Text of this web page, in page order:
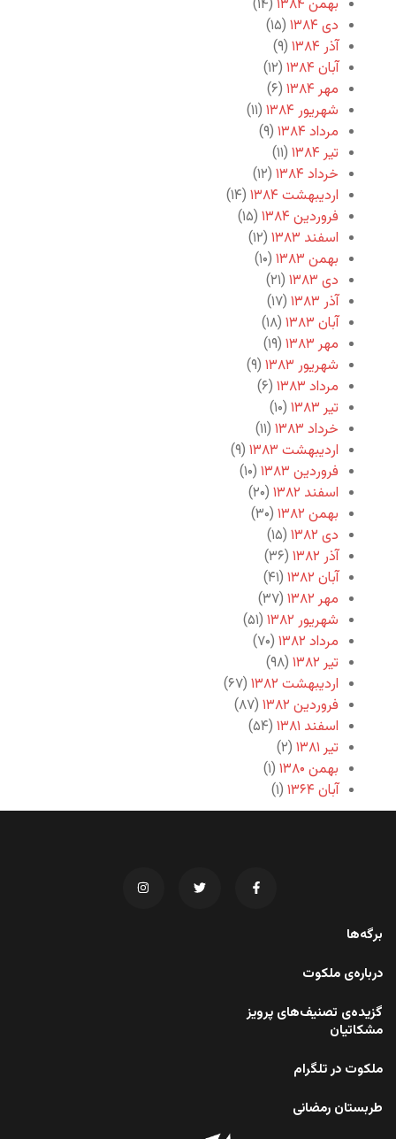
بهمن ۱۳۸۴
(۱۴)
دی ۱۳۸۴
(۱۵)
آذر ۱۳۸۴
(۹)
آبان ۱۳۸۴
(۱۲)
مهر ۱۳۸۴
(۶)
شهریور ۱۳۸۴
(۱۱)
مرداد ۱۳۸۴
(۹)
تیر ۱۳۸۴
(۱۱)
خرداد ۱۳۸۴
(۱۲)
اردیبهشت ۱۳۸۴
(۱۴)
فروردین ۱۳۸۴
(۱۵)
اسفند ۱۳۸۳
(۱۲)
بهمن ۱۳۸۳
(۱۰)
دی ۱۳۸۳
(۲۱)
آذر ۱۳۸۳
(۱۷)
آبان ۱۳۸۳
(۱۸)
مهر ۱۳۸۳
(۱۹)
شهریور ۱۳۸۳
(۹)
مرداد ۱۳۸۳
(۶)
تیر ۱۳۸۳
(۱۰)
خرداد ۱۳۸۳
(۱۱)
اردیبهشت ۱۳۸۳
(۹)
فروردین ۱۳۸۳
(۱۰)
اسفند ۱۳۸۲
(۲۰)
بهمن ۱۳۸۲
(۳۰)
دی ۱۳۸۲
(۱۵)
آذر ۱۳۸۲
(۳۶)
آبان ۱۳۸۲
(۴۱)
مهر ۱۳۸۲
(۳۷)
شهریور ۱۳۸۲
(۵۱)
مرداد ۱۳۸۲
(۷۰)
تیر ۱۳۸۲
(۹۸)
اردیبهشت ۱۳۸۲
(۶۷)
فروردین ۱۳۸۲
(۸۷)
اسفند ۱۳۸۱
(۵۴)
تیر ۱۳۸۱
(۲)
بهمن ۱۳۸۰
(۱)
آبان ۱۳۶۴
(۱)
برگه‌ها
درباره‌ی ملکوت
گزیده‌ی تصنیف‌های پرویز
مشکاتیان
ملکوت در تلگرام
طربستان رمضانی